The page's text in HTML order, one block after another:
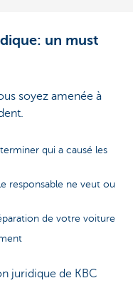
un must
soyez amenée à
qui a causé les
responsable ne veut ou
de votre voiture
juridique de KBC